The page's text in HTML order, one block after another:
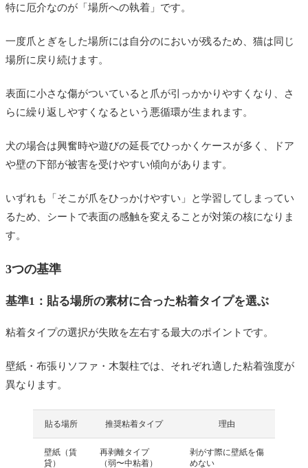
特に厄介なのが「場所への執着」です。
一度爪とぎをした場所には自分のにおいが残るため、猫は同じ
場所に戻り続けます。
表面に小さな傷がついていると爪が引っかかりやすくなり、さ
らに繰り返しやすくなるという悪循環が生まれます。
犬の場合は興奮時や遊びの延長でひっかくケースが多く、ドア
や壁の下部が被害を受けやすい傾向があります。
いずれも「そこが爪をひっかけやすい」と学習してしまってい
るため、シートで表面の感触を変えることが対策の核になりま
す。
3つの基準
基準1：貼る場所の素材に合った粘着タイプを選ぶ
粘着タイプの選択が失敗を左右する最大のポイントです。
壁紙・布張りソファ・木製柱では、それぞれ適した粘着強度が
異なります。
貼る場所 推奨粘着タイプ 理由
壁紙（賃
貸）
再剥離タイプ
（弱〜中粘着）
剥がす際に壁紙を傷
めない